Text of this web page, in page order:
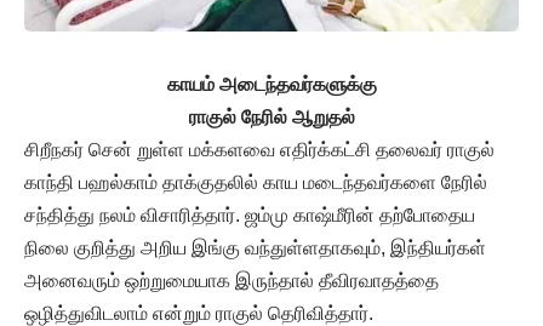
காயம் அடைந்தவர்களுக்கு
ராகுல் நேரில் ஆறுதல்
சிறீநகர் சென் றுள்ள மக்களவை எதிர்க்கட்சி தலைவர் ராகுல்
காந்தி பஹல்காம் தாக்குதலில் காய மடைந்தவர்களை நேரில்
சந்தித்து நலம் விசாரித்தார். ஜம்மு காஷ்மீரின் தற்போதைய
நிலை குறித்து அறிய இங்கு வந்துள்ளதாகவும், இந்தியர்கள்
அனைவரும் ஒற்றுமையாக இருந்தால் தீவிரவாதத்தை
ஒழித்துவிடலாம் என்றும் ராகுல் தெரிவித்தார்.